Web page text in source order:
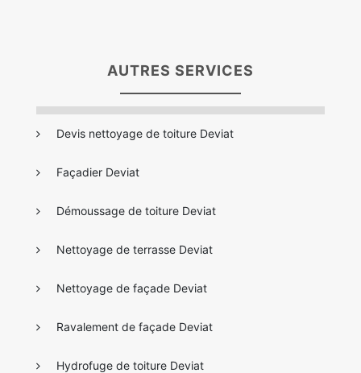
AUTRES SERVICES
Devis nettoyage de toiture Deviat
Façadier Deviat
Démoussage de toiture Deviat
Nettoyage de terrasse Deviat
Nettoyage de façade Deviat
Ravalement de façade Deviat
Hydrofuge de toiture Deviat